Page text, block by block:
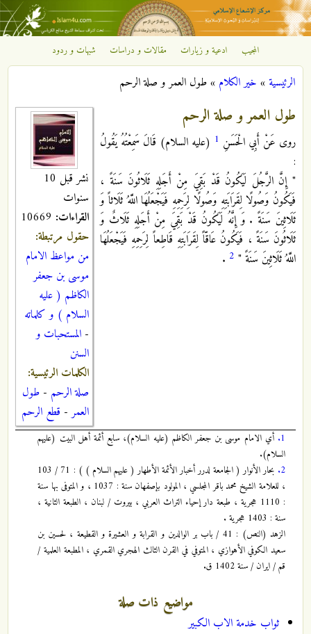
تجاوز إلى المحتوى الرئيسي
مركز
الإشعاع
الإسلامي
المجيب ادعية و زيارات مقالات و دراسات شبهات و ردود
أنت هنا
الرئيسية» خير الكلام »طول العمر و صلة الرحم
نشر قبل 10
سنوات
القراءات:
حقول مرتبطة:
من مواعظ الامام
موسى بن جعفر
الكاظم ( عليه
السلام ) و كلماته
- المستحبات و
السنن
الكلمات الرئيسية:
صلة الرحم - طول
العمر- قطع الرحم
طول العمر و صلة الرحم
روى عَنْ‏ أَبِي‏ الْحَسَنِ‏ 1 (عليه السلام) قَالَ سَمِعْتُهُ يَقُولُ
:
" إِنَّ الرَّجُلَ لَيَكُونُ قَدْ بَقِيَ مِنْ أَجَلِهِ ثَلَاثُونَ سَنَةً ،
فَيَكُونُ وَصُولًا لِقَرَابَتِهِ وَصُولًا لِرَحِمِهِ فَيَجْعَلُهَا اللَّهُ ثَلَاثاً وَ
ثَلَاثِينَ سَنَةً . وَ إِنَّهُ لَيَكُونُ قَدْ بَقِيَ مِنْ أَجَلِهِ ثَلَاثٌ وَ
ثَلَاثُونَ سَنَةً ، فَيَكُونُ عَاقّاً لِقَرَابَتِهِ قَاطِعاً لِرَحِمِهِ فَيَجْعَلُهَا
اللَّهُ ثَلَاثِينَ سَنَةً " 2
.
1. أي الامام موسى بن جعفر الكاظم (عليه السلام)، سابع أئمة أهل البيت (عليهم
السلام).
2.
بحار الأنوار ( الجامعة لدرر أخبار الأئمة الأطهار ( عليهم السلام ) ) : 71 / 103
، للعلامة الشيخ محمد باقر المجلسي ، المولود بإصفهان سنة : 1037 ، و المتوفى بها سنة
: 1110 هجرية ، طبعة دار إحياء التراث العربي ، بيروت / لبنان ، الطبعة الثانية ،
سنة : 1403 هجرية .
الزهد (النص) : 41 / باب بر الوالدين و القرابة و العشيرة و القطيعة ، لحسين بن
سعيد الكوفي الأهوازي ، المتوفي في القرن الثالث الهجري القمري ، المطبعة العلمية /
قم / ايران / سنة 1402 ق.
مواضيع ذات صلة
ثواب خدمة الاب الكبير